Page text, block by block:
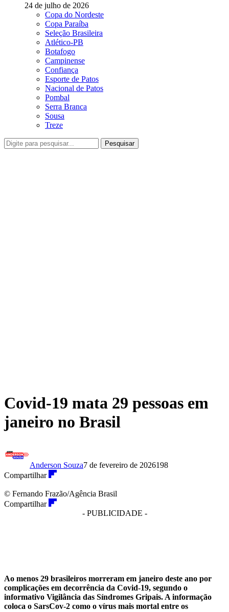
24 de julho de 2026
Copa do Nordeste
Copa Paraíba
Seleção Brasileira
Atlético-PB
Botafogo
Campinense
Confiança
Esporte de Patos
Nacional de Patos
Pombal
Serra Branca
Sousa
Treze
Pesquisar
Covid-19 mata 29 pessoas em
janeiro no Brasil
Anderson Souza7 de fevereiro de 2026198
Compartilhar
© Fernando Frazão/Agência Brasil
Compartilhar
- PUBLICIDADE -
Ao menos 29 brasileiros morreram em janeiro deste ano por
complicações em decorrência da Covid-19, segundo o
informativo Vigilância das Síndromes Gripais. A informação
coloca o SarsCov-2 como o vírus mais mortal entre os